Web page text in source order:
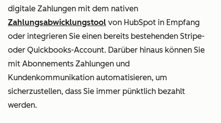
digitale Zahlungen mit dem nativen
Zahlungsabwicklungstool von HubSpot in Empfang
oder integrieren Sie einen bereits bestehenden Stripe-
oder Quickbooks-Account. Darüber hinaus können Sie
mit Abonnements Zahlungen und
Kundenkommunikation automatisieren, um
sicherzustellen, dass Sie immer pünktlich bezahlt
werden.